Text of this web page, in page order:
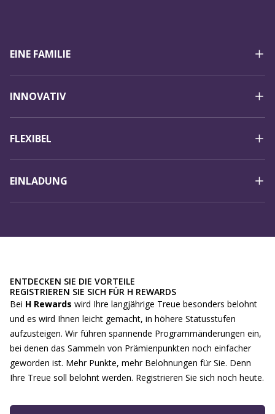
EINE FAMILIE
INNOVATIV
FLEXIBEL
EINLADUNG
ENTDECKEN SIE DIE VORTEILE
REGISTRIEREN SIE SICH FÜR H REWARDS
Bei H Rewards wird Ihre langjährige Treue besonders belohnt
und es wird Ihnen leicht gemacht, in höhere Statusstufen
aufzusteigen. Wir führen spannende Programmänderungen ein,
bei denen das Sammeln von Prämienpunkten noch einfacher
geworden ist. Mehr Punkte, mehr Belohnungen für Sie. Denn
Ihre Treue soll belohnt werden. Registrieren Sie sich noch heute.